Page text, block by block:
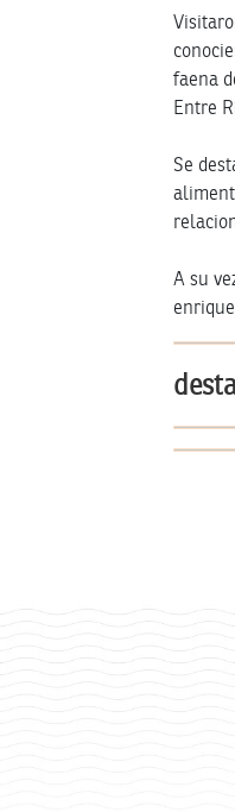
faena
Entre
Se
A su